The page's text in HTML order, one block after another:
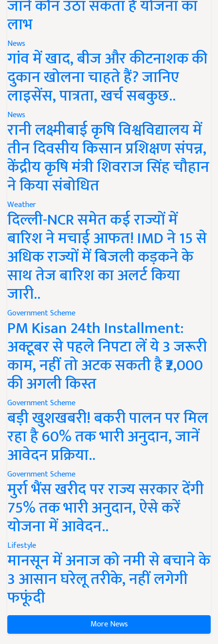
जानें कौन उठा सकता है योजना का
लाभ
News
गांव में खाद, बीज और कीटनाशक की
दुकान खोलना चाहते हैं? जानिए
लाइसेंस, पात्रता, खर्च सबकुछ..
News
रानी लक्ष्मीबाई कृषि विश्वविद्यालय में
तीन दिवसीय किसान प्रशिक्षण संपन्न,
केंद्रीय कृषि मंत्री शिवराज सिंह चौहान
ने किया संबोधित
Weather
दिल्ली-NCR समेत कई राज्यों में
बारिश ने मचाई आफत! IMD ने 15 से
अधिक राज्यों में बिजली कड़कने के
साथ तेज बारिश का अलर्ट किया
जारी..
Government Scheme
PM Kisan 24th Installment:
अक्टूबर से पहले निपटा लें ये 3 जरूरी
काम, नहीं तो अटक सकती है ₹2,000
की अगली किस्त
Government Scheme
बड़ी खुशखबरी! बकरी पालन पर मिल
रहा है 60% तक भारी अनुदान, जानें
आवेदन प्रक्रिया..
Government Scheme
मुर्रा भैंस खरीद पर राज्य सरकार देंगी
75% तक भारी अनुदान, ऐसे करें
योजना में आवेदन..
Lifestyle
मानसून में अनाज को नमी से बचाने के
3 आसान घरेलू तरीके, नहीं लगेगी
फफूंदी
More News